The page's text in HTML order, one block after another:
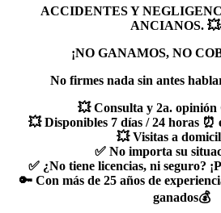
ACCIDENTES Y
ANCIANOS.
¡NO GANAMOS, NO
No firmes nada sin antes
💥 Consulta y 2a.
💥 Disponibles 7 días / 24 horas
💥 Visitas a
✅ No importa su
✅ ¿No tiene licencias, ni seguro?
🔑 Con más de 25 años de
ganados💰